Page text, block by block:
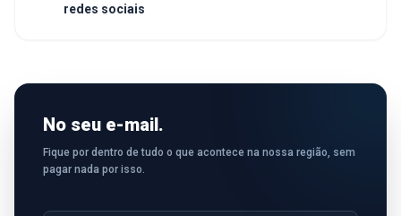
redes sociais
No seu e-mail.
Fique por dentro de tudo o que acontece na nossa região, sem
pagar nada por isso.